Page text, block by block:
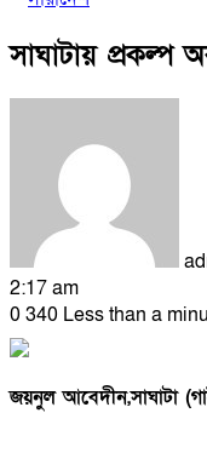
সাঘাটায় প্রকল্প
2:17 am
0 340 Less than a
জয়নুল আবেদীন,সাঘাটা